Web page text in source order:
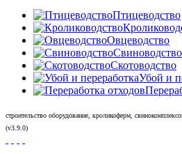
Птицеводство
Овцеводство
Свиноводство
Скотоводство
Убой и
строительство оборудование, кроликоферм,
(v3.9.0)